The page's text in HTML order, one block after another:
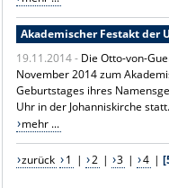
Akademischer Festakt der
19.11.2014 - Die Otto-von-
November 2014 zum
Geburtstages ihres
Uhr in der Johanniskirche statt.
mehr ...
zurück 1 | 2 | 3 | 4 |